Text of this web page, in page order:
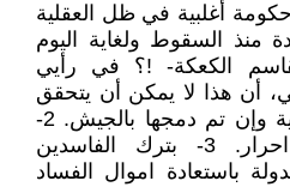
أغلبية في ظل العقلية
منذ السقوط ولغاية اليوم
الكعكة- !؟ في رأيي
أن هذا لا يمكن أن يتحقق
بوجود: 1- المليشيات الولائية وإن تم دمجها بالجيش. 2-
بترك قتلة المتظاهرين احرار. 3- بترك الفاسدين
باستعادة اموال الفساد